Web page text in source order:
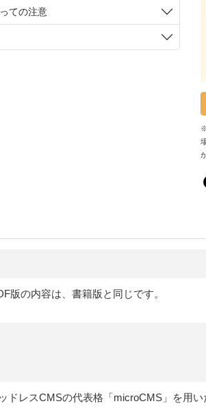
ての注意
版の内容は、書籍版と同じです。
レスCMSの代表格「microCMS」を用